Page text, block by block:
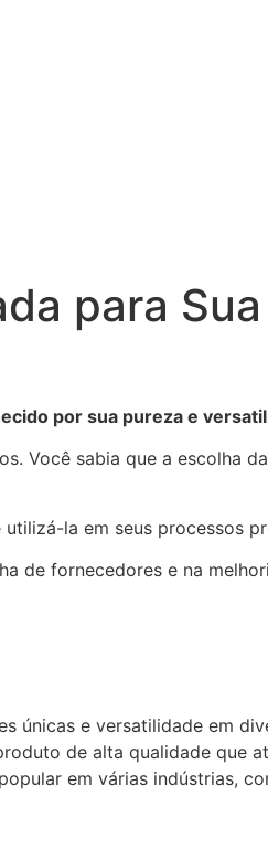
para
por sua pureza e
Você sabia que a escolha
la em seus processos
de fornecedores e na
únicas e versatilidade em
de alta qualidade que
em várias indústrias,